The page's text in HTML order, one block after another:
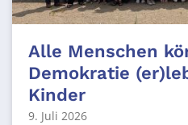
Alle Menschen
Demokratie
Kinder
9. Juli 2026